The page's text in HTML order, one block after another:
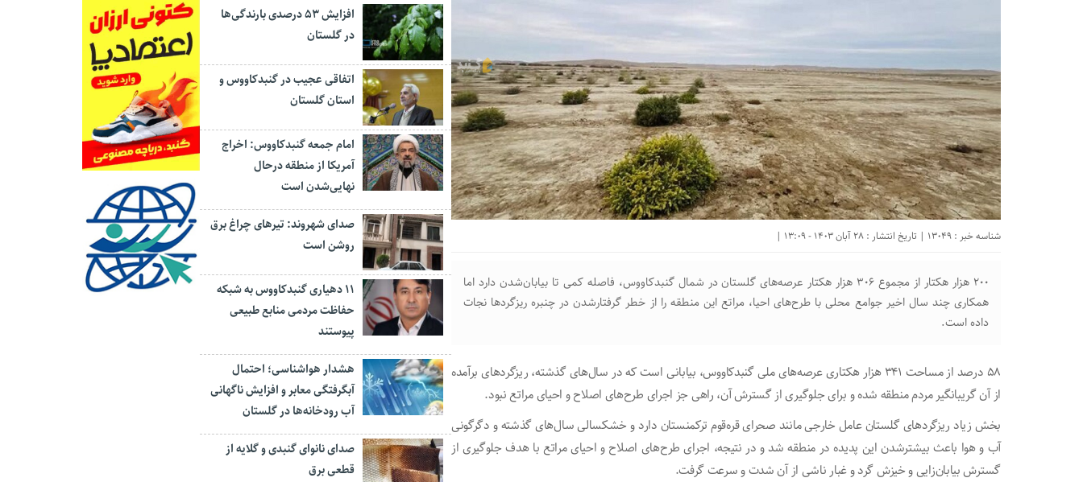
شناسه خبر : 13049 | تاریخ انتشار : 28 آبان 1403 - 13:09 |
۲۰۰ هزار هکتار از مجموع ۳۰۶ هزار هکتار عرصه‌های گلستان در شمال گنبدکاووس، فاصله کمی تا بیابان‌شدن دارد اما
همکاری چند سال اخیر جوامع محلی با طرح‌های احیا، مراتع این منطقه را از خطر گرفتارشدن در چنبره ریزگردها نجات
داده است.
۵۸ درصد از مساحت ۳۴۱ هزار هکتاری عرصه‌های ملی گنبدکاووس، بیابانی است که در سال‌های گذشته، ریزگرد‌های برآمده
از آن گریبانگیر مردم منطقه شده و برای جلوگیری از گسترش آن، راهی جز اجرای طرح‌های اصلاح و احیای مراتع نبود.
بخش زیاد ریزگرد‌های گلستان عامل خارجی مانند صحرای قره‌قوم ترکمنستان دارد و خشکسالی سال‌های گذشته و دگرگونی
آب و هوا باعث بیشترشدن این پدیده در منطقه شد و در نتیجه، اجرای طرح‌های اصلاح و احیای مراتع با هدف جلوگیری از
گسترش بیابان‌زایی و خیزش گرد و غبار ناشی از آن شدت و سرعت گرفت.
افزایش ۵۳ درصدی بارندگی‌ها
در گلستان
اتفاقی عجیب در‌ گنبدکاووس و
استان گلستان
امام جمعه گنبدکاووس: اخراج
آمریکا از منطقه درحال
نهایی‌شدن است
صدای شهروند: تیرهای چراغ برق
روشن است
۱۱ دهیاری گنبدکاووس به شبکه
حفاظت مردمی منابع طبیعی
پیوستند
هشدار هواشناسی؛ احتمال
آبگرفتگی معابر و افزایش ناگهانی
آب رودخانه‌ها در گلستان
صدای نانوای گنبدی و گلایه از
قطعی برق